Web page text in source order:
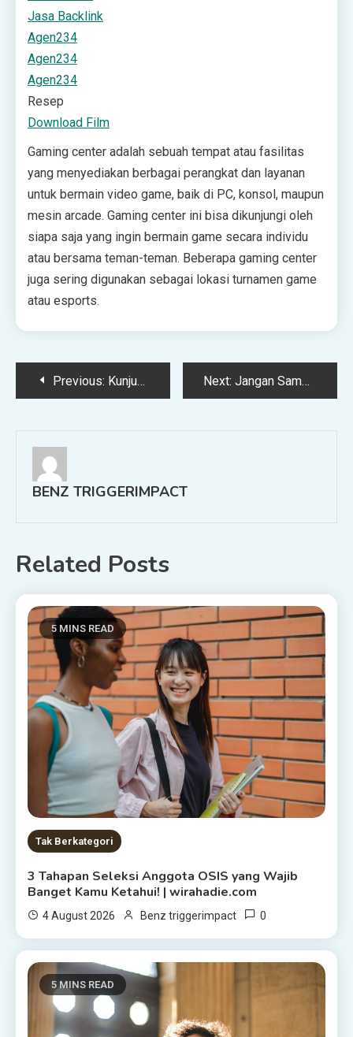
Jasa Backlink
Agen234
Agen234
Agen234
Resep
Download Film
Gaming center adalah sebuah tempat atau fasilitas
yang menyediakan berbagai perangkat dan layanan
untuk bermain video game, baik di PC, konsol, maupun
mesin arcade. Gaming center ini bisa dikunjungi oleh
siapa saja yang ingin bermain game secara individu
atau bersama teman-teman. Beberapa gaming center
juga sering digunakan sebagai lokasi turnamen game
atau esports.
PostPrevious: Kunjungi Ponpes Al-Mizan Majalengka, Komisi VIII DPR RI Dorong Penguatan Madrasah dan Pesantren – TINTAHIJAU.com Next: Jangan Sampai Pecah-Pecah! Begini Cara Merawat Bibir Selama Berpuasa – TINTAHIJAU.com
BENZ TRIGGERIMPACT
Related Posts
5 MINS READ
Tak Berkategori
3 Tahapan Seleksi Anggota OSIS yang Wajib
Banget Kamu Ketahui! | wirahadie.com
4 August 2026 Benz triggerimpact 0
5 MINS READ